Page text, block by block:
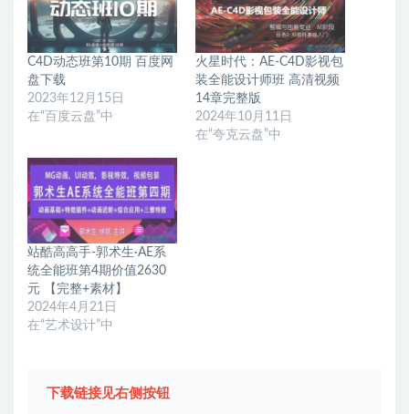
C4D动态班第10期 百度网
盘下载
2023年12月15日
在“百度云盘”中
火星时代：AE-C4D影视包
装全能设计师班 高清视频
14章完整版
2024年10月11日
在“夸克云盘”中
站酷高高手-郭术生·AE系
统全能班第4期价值2630
元 【完整+素材】
2024年4月21日
在“艺术设计”中
下载链接见右侧按钮